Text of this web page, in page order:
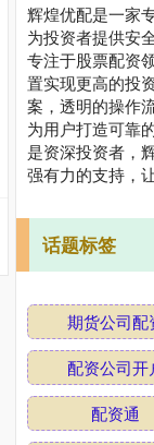
辉煌优配是一家
为投资者提供安
专注于股票配资
置实现更高的投
案，透明的操作
为用户打造可靠
是资深投资者，
强有力的支持，
话题标签
期货公司配
配资公司开
配资通